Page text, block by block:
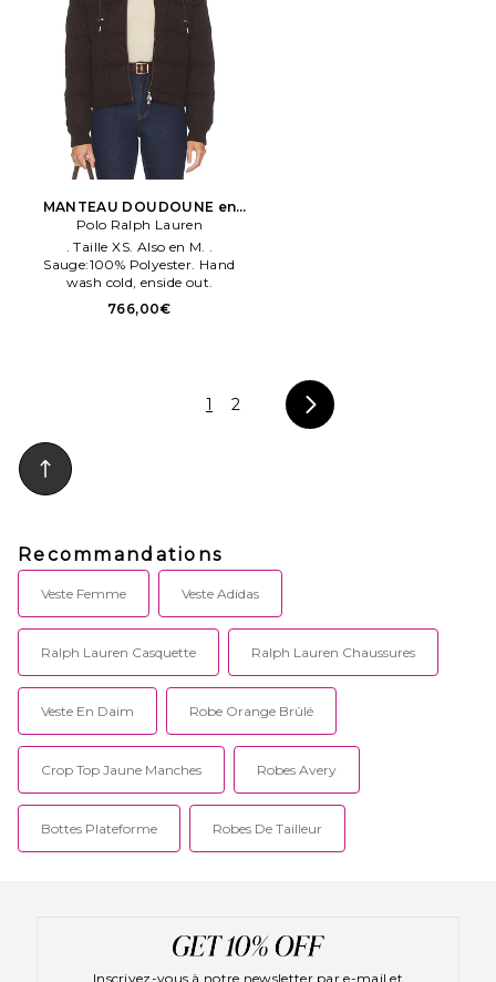
MANTEAU DOUDOUNE en
Chocolat
Polo Ralph Lauren
. Taille XS. Also en M. .
Sauge:100% Polyester. Hand
wash cold, enside out.
766,00€
1 2
Recommandations
Veste Femme Veste Adidas
Ralph Lauren Casquette Ralph Lauren Chaussures
Veste En Daim Robe Orange Brûlé
Crop Top Jaune Manches Robes Avery
Bottes Plateforme Robes De Tailleur
Inscrivez-vous à notre newsletter par e-mail et